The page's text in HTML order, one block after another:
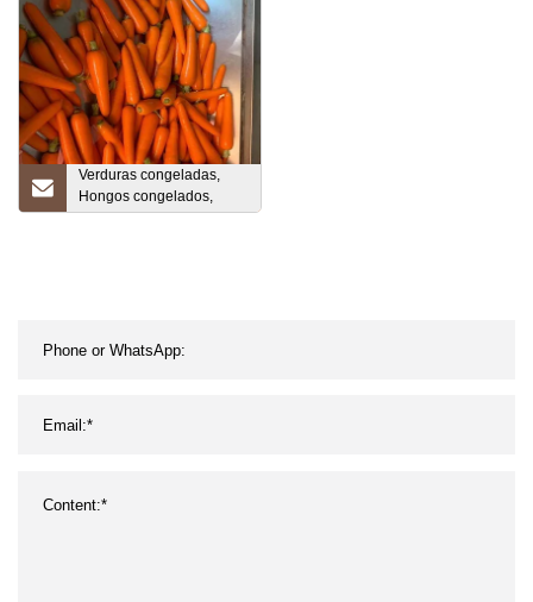
dulce Hortalizas mixtas
congeladas de 3 formas
con certificados Kosher
Brc Halal
Verduras congeladas,
Hongos congelados,
Bayas congeladas,
congelada, Hongos